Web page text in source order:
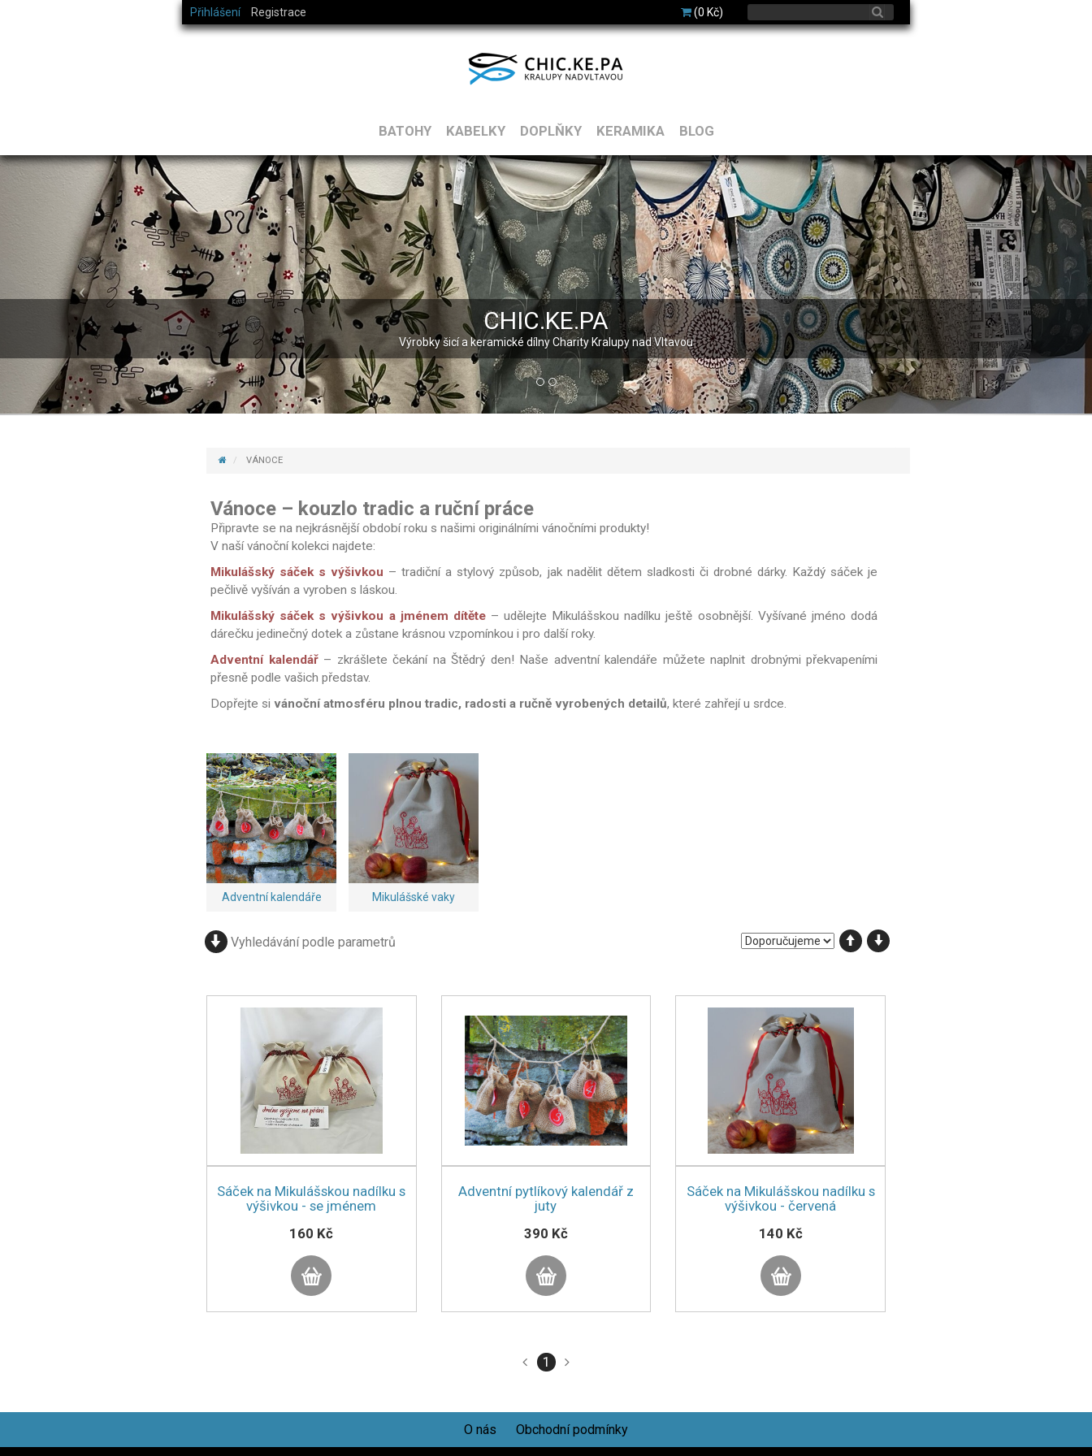
Přihlášení Registrace (0 Kč)
BATOHY KABELKY DOPLŇKY KERAMIKA BLOG
CHIC.KE.PA
Výrobky šicí a keramické dílny Charity Kralupy nad Vltavou
VÁNOCE
Vánoce – kouzlo tradic a ruční práce
Připravte se na nejkrásnější období roku s našimi originálními vánočními produkty!
V naší vánoční kolekci najdete:
Mikulášský sáček s výšivkou – tradiční a stylový způsob, jak nadělit dětem sladkosti či drobné dárky. Každý sáček je
pečlivě vyšíván a vyroben s láskou.
Mikulášský sáček s výšivkou a jménem dítěte– udělejte Mikulášskou nadílku ještě osobnější. Vyšívané jméno dodá
dárečku jedinečný dotek a zůstane krásnou vzpomínkou i pro další roky.
Adventní kalendář– zkrášlete čekání na Štědrý den! Naše adventní kalendáře můžete naplnit drobnými překvapeními
přesně podle vašich představ.
Dopřejte si vánoční atmosféru plnou tradic, radosti a ručně vyrobených detailů, které zahřejí u srdce.
Adventní kalendáře Mikulášské vaky
Vyhledávání podle parametrů
Sáček na Mikulášskou nadílku s
výšivkou - se jménem
160 Kč
Adventní pytlíkový kalendář z
juty
390 Kč
Sáček na Mikulášskou nadílku s
výšivkou - červená
140 Kč
1
O nás Obchodní podmínky